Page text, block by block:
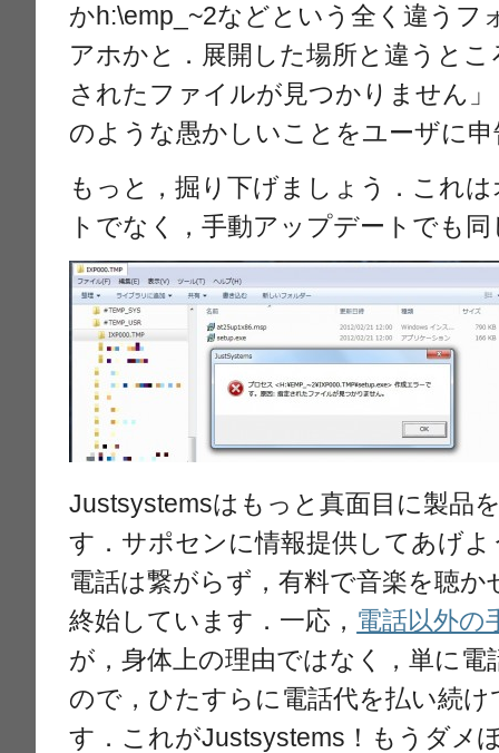
かh:\emp_~2などという全く違うフ
アホかと．展開した場所と違うと
されたファイルが見つかりません
のような愚かしいことをユーザに
もっと，掘り下げましょう．これ
トでなく，手動アップデートでも
Justsystemsはもっと真面目に製品
す．サポセンに情報提供してあげ
電話は繋がらず，有料で音楽を聴
終始しています．一応， 電話以外の
が，身体上の理由ではなく，単に
ので，ひたすらに電話代を払い続
す．これがJustsystems！もうダメ